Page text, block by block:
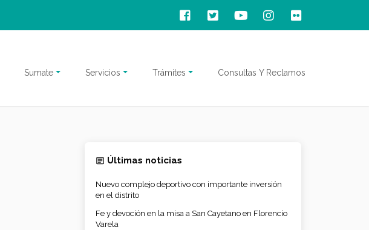
Sumate Servicios Trámites Consultas Y Reclamos
Últimas noticias
Nuevo complejo deportivo con importante inversión
en el distrito
Fe y devoción en la misa a San Cayetano en Florencio
Varela